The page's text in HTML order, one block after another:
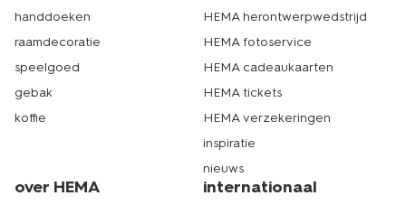
handdoeken
raamdecoratie
speelgoed
gebak
koffie
HEMA herontwerpwedstrijd
HEMA fotoservice
HEMA cadeaukaarten
HEMA tickets
HEMA verzekeringen
inspiratie
nieuws
over HEMA internationaal